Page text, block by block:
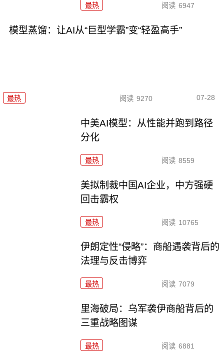
最热 阅读 6947
模型蒸馏：让AI从“巨型学霸”变“轻盈高手”
最热 阅读 9270 07-28
中美AI模型：从性能并跑到路径
分化
最热 阅读 8559
美拟制裁中国AI企业，中方强硬
回击霸权
最热 阅读 10765
伊朗定性“侵略”：商船遇袭背后的
法理与反击博弈
最热 阅读 7079
里海破局：乌军袭伊商船背后的
三重战略图谋
最热 阅读 6881